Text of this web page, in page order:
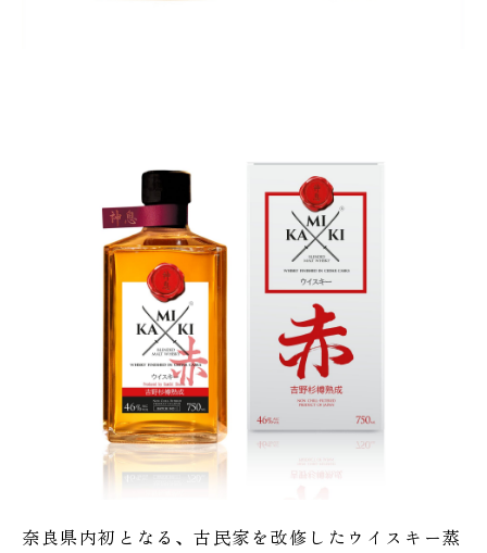
奈良県内初となる、古民家を改修したウイスキー蒸